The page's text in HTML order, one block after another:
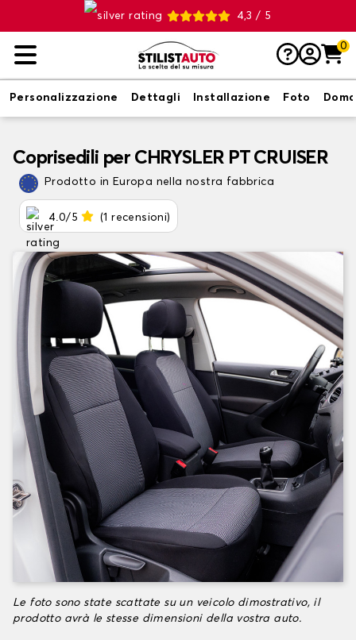
4,3 / 5
0
Personalizzazione Dettagli Installazione Foto
Coprisedili per CHRYSLER PT CRUISER
Prodotto in Europa nella nostra fabbrica
4.0/5 (1 recensioni)
Le foto sono state scattate su un veicolo dimostrativo, il
prodotto avrà le stesse dimensioni della vostra auto.